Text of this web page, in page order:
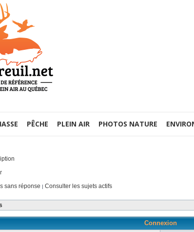
PÊCHE PLEIN AIR PHOTOS NATURE
sans réponse | Consulter les sujets actifs
Connexion